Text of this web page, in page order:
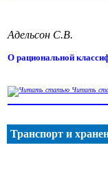
Адельсон С.В.
О рациональной
Читать
Транспорт и